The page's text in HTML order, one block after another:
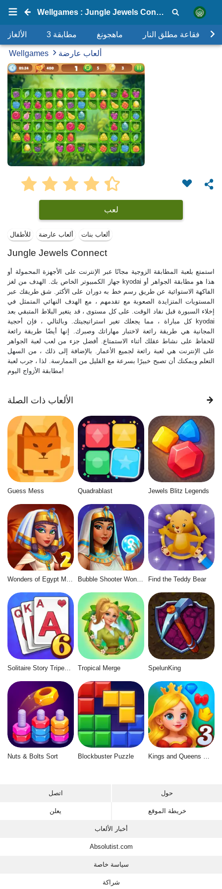
Wellgames : Jungle Jewels Connect
الألغاز مطابقة 3 ماهجونغ فقاعة مطلق النار
Wellgames ألعاب عارضة
لعب
للأطفال ألعاب عارضة ألعاب بنات
Jungle Jewels Connect
استمتع بلعبة المطابقة الزوجية مجانًا عبر الإنترنت على الأجهزة المحمولة أو
جهاز الكمبيوتر الخاص بك. الهدف من لغز kyodai هذا هو مطابقة الجواهر أو
الفاكهة الاستوائية عن طريق رسم خط به دوران على الأكثر. شق طريقك عبر
المستويات المتزايدة الصعوبة مع تقدمهم ، مع الهدف النهائي المتمثل في
إخلاء السبورة قبل نفاد الوقت. على كل مستوى ، قد يتغير البلاط المتبقي بعد
كل مباراة ، مما يجعلك تغير استراتيجيتك. وبالتالي ، فإن أحجية kyodai
المجانية هي طريقة رائعة لاختبار مهاراتك وصبرك. إنها أيضًا طريقة رائعة
للحفاظ على نشاط عقلك أثناء الاستمتاع. أفضل جزء من لعب لعبة الجواهر
على الإنترنت هي لعبة رائعة لجميع الأعمار. بالإضافة إلى ذلك ، من السهل
التعلم ويمكنك أن تصبح خبيرًا بسرعة مع القليل من الممارسة. لذا ، جرب لعبة
مطابقة الأزواج اليوم!
الألعاب ذات الصلة
Guess Mess Quadrablast Jewels Blitz Legends
Wonders of Egypt Match 2 Bubble Shooter Wonders of Egypt Find the Teddy Bear
Tropical Merge SpelunKing
Nuts & Bolts Sort Blockbuster Puzzle
اتصل حول
يعلن خريطة الموقع
أخبار الألعاب
Absolutist.com
سياسة خاصة
شراكة